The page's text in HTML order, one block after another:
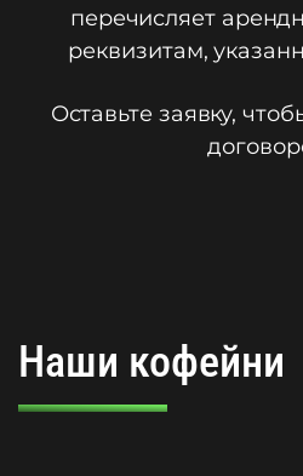
перечисляет
реквизитам,
Оставьте заявку,
Наши кофейни